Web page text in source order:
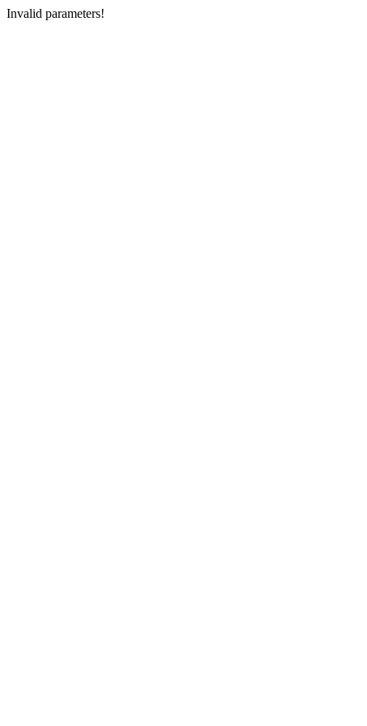
Invalid parameters!